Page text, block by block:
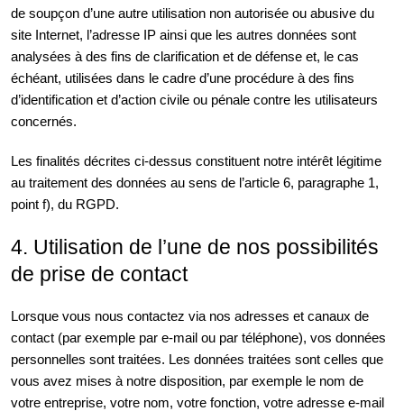
de soupçon d’une autre utilisation non autorisée ou abusive du
site Internet, l’adresse IP ainsi que les autres données sont
analysées à des fins de clarification et de défense et, le cas
échéant, utilisées dans le cadre d’une procédure à des fins
d’identification et d’action civile ou pénale contre les utilisateurs
concernés.
Les finalités décrites ci-dessus constituent notre intérêt légitime
au traitement des données au sens de l’article 6, paragraphe 1,
point f), du RGPD.
4. Utilisation de l’une de nos possibilités
de prise de contact
Lorsque vous nous contactez via nos adresses et canaux de
contact (par exemple par e-mail ou par téléphone), vos données
personnelles sont traitées. Les données traitées sont celles que
vous avez mises à notre disposition, par exemple le nom de
votre entreprise, votre nom, votre fonction, votre adresse e-mail